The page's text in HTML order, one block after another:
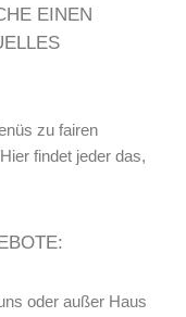
EINEN
zu fairen
findet jeder das,
oder außer Haus